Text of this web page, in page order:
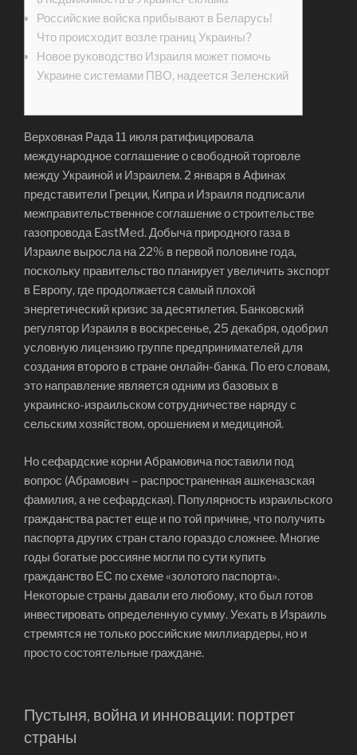
Российские войска прибывают в Беларусь!
Что происходит возле границ Украины?
Новое руководство Израиля может помочь
Украине системами ПВО, надеется Зеленский
Верховная Рада 11 июля ратифицировала
международное соглашение о свободной торговле
между Украиной и Израилем. 2 января в Афинах
представители Греции, Кипра и Израиля подписали
межправительственное соглашение о строительстве
газопровода EastMed. Добыча природного газа в
Израиле выросла на 22% в первой половине года,
поскольку правительство планирует увеличить экспорт
в Европу, где продолжается самый плохой
энергетический кризис за десятилетия. Банковский
регулятор Израиля в воскресенье, 25 декабря, одобрил
условную лицензию группе предпринимателей для
создания второго в стране онлайн-банка. По его словам,
это направление является одним из базовых в
украинско-израильском сотрудничестве наряду с
сельским хозяйством, орошением и медициной.
Но сефардские корни Абрамовича поставили под
вопрос (Абрамович – распространенная ашкеназская
фамилия, а не сефардская). Популярность израильского
гражданства растет еще и по той причине, что получить
паспорта других стран стало гораздо сложнее. Многие
годы богатые россияне могли по сути купить
гражданство ЕС по схеме «золотого паспорта».
Некоторые страны давали его любому, кто был готов
инвестировать определенную сумму. Уехать в Израиль
стремятся не только российские миллиардеры, но и
просто состоятельные граждане.
Пустыня, война и инновации: портрет
страны